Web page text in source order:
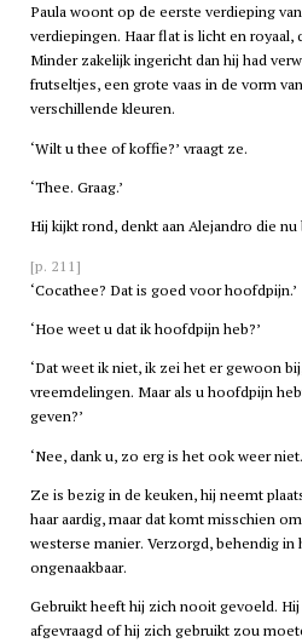
Paula woont op de eerste verdieping
verdiepingen. Haar flat is licht en royaal,
Minder zakelijk ingericht dan hij had
frutseltjes, een grote vaas in de vorm
verschillende kleuren.
‘Wilt u thee of koffie?’ vraagt ze.
‘Thee. Graag.’
Hij kijkt rond, denkt aan Alejandro die
[p. 211]
‘Cocathee? Dat is goed voor hoofdpijn.’
‘Hoe weet u dat ik hoofdpijn heb?’
‘Dat weet ik niet, ik zei het er gewoon
vreemdelingen. Maar als u hoofdpijn
geven?’
‘Nee, dank u, zo erg is het ook weer
Ze is bezig in de keuken, hij neemt
haar aardig, maar dat komt misschien
westerse manier. Verzorgd, behendig in
ongenaakbaar.
Gebruikt heeft hij zich nooit gevoeld.
afgevraagd of hij zich gebruikt zou